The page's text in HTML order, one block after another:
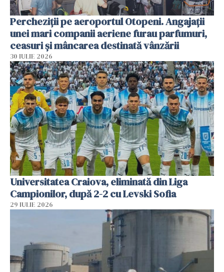
Percheziții pe aeroportul Otopeni. Angajații
unei mari companii aeriene furau parfumuri,
ceasuri și mâncarea destinată vânzării
30 IULIE 2026
Universitatea Craiova, eliminată din Liga
Campionilor, după 2-2 cu Levski Sofia
29 IULIE 2026